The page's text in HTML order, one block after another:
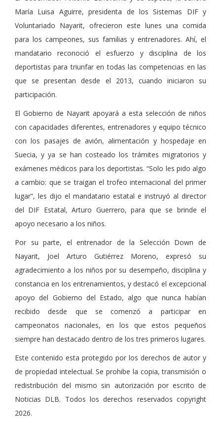
María Luisa Aguirre, presidenta de los Sistemas DIF y
Voluntariado Nayarit, ofrecieron este lunes una comida
para los campeones, sus familias y entrenadores. Ahí, el
mandatario reconoció el esfuerzo y disciplina de los
deportistas para triunfar en todas las competencias en las
que se presentan desde el 2013, cuando iniciaron su
participación.
El Gobierno de Nayarit apoyará a esta selección de niños
con capacidades diferentes, entrenadores y equipo técnico
con los pasajes de avión, alimentación y hospedaje en
Suecia, y ya se han costeado los trámites migratorios y
exámenes médicos para los deportistas. “Solo les pido algo
a cambio: que se traigan el trofeo internacional del primer
lugar”, les dijo el mandatario estatal e instruyó al director
del DIF Estatal, Arturo Guerrero, para que se brinde el
apoyo necesario a los niños.
Por su parte, el entrenador de la Selección Down de
Nayarit, Joel Arturo Gutiérrez Moreno, expresó su
agradecimiento a los niños por su desempeño, disciplina y
constancia en los entrenamientos, y destacó el excepcional
apoyo del Gobierno del Estado, algo que nunca habían
recibido desde que se comenzó a participar en
campeonatos nacionales, en los que estos pequeños
siempre han destacado dentro de los tres primeros lugares.
Este contenido esta protegido por los derechos de autor y
de propiedad intelectual. Se prohibe la copia, transmisión o
redistribución del mismo sin autorización por escrito de
Noticias DLB. Todos los derechos reservados copyright
2026.